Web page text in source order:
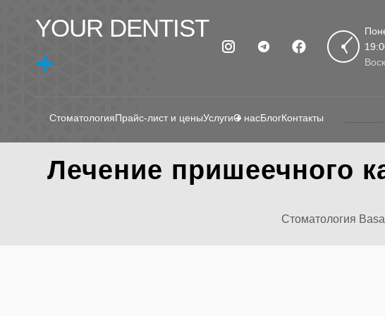
YOUR DENTIST
+
СтоматологияПрайс-лист и ценыУслугиО насБлогКонтакты
Лечение пришеечного
Стоматология